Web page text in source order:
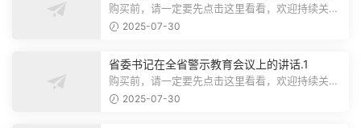
购买前，请一定要先点击这里看看，欢迎持续关
注，精彩模板每天推送预览结束，本文...
2025-07-30
省委书记在全省警示教育会议上的讲话.1
购买前，请一定要先点击这里看看，欢迎持续关
注，精彩模板每天推送预览结束，本文...
2025-07-30